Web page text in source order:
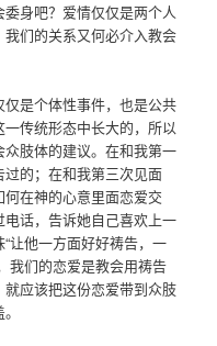
身吧？爱情仅仅是两个人
们的关系又何必介入教会
是个体性事件，也是公共
传统形态中长大的，所以
肢体的建议。在和我第一
的；在和我第三次见面
在神的心意里面恋爱交
话，告诉她自己喜欢上一
让他一方面好好祷告，一
我们的恋爱是教会用祷告
应该把这份恋爱带到众肢